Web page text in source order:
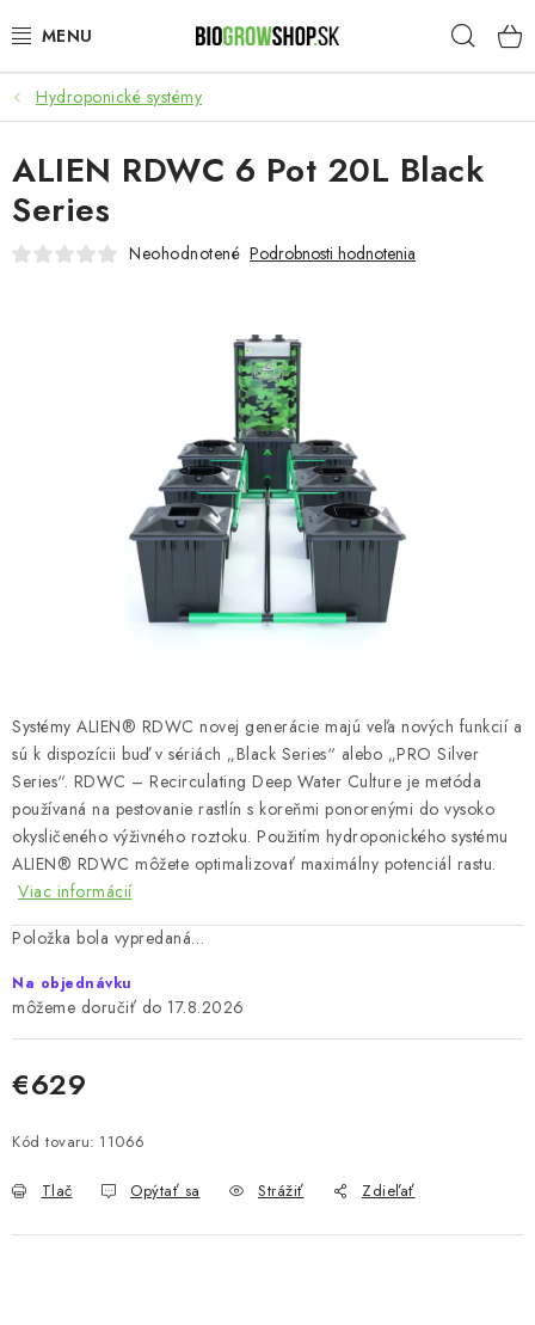
na
PESTOVANIE
HEADSHOP
SEMENÁ
Platba a dodanie
Podmienky ochrany osobných údajov
Obchodné podmienky
Veľkoobchod
Formulár na odstúpenie od zmluvy
Odstúpenie od zmluvy online
Hydroponické systémy
Systémy ALIEN® RDWC novej generácie majú veľa nových funkcií a
sú k dispozícii buď v sériách „Black Series“ alebo „PRO Silver
Series“. RDWC – Recirculating Deep Water Culture je metóda
používaná na pestovanie rastlín s koreňmi ponorenými do vysoko
okysličeného výživného roztoku. Použitím hydroponického systému
ALIEN® RDWC môžete optimalizovať maximálny potenciál rastu.
Viac informácií
Položka bola vypredaná…
Na objednávku
17.8.2026
€629
Kód tovaru: 11066
Tlač Opýtať sa Strážiť Zdieľať
ALIEN RDWC 6 Pot 20L Black
Series
Neohodnotené Podrobnosti hodnotenia